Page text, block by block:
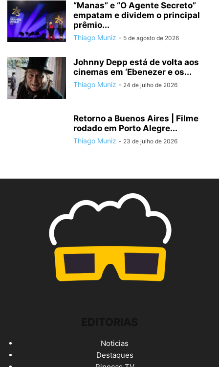
“Manas” e “O Agente Secreto”
empatam e dividem o principal
prêmio...
Thiago Muniz - 5 de agosto de 2026
Johnny Depp está de volta aos
cinemas em ‘Ebenezer e os...
Thiago Muniz - 24 de julho de 2026
Retorno a Buenos Aires | Filme
rodado em Porto Alegre...
Thiago Muniz - 23 de julho de 2026
Noticias
Destaques